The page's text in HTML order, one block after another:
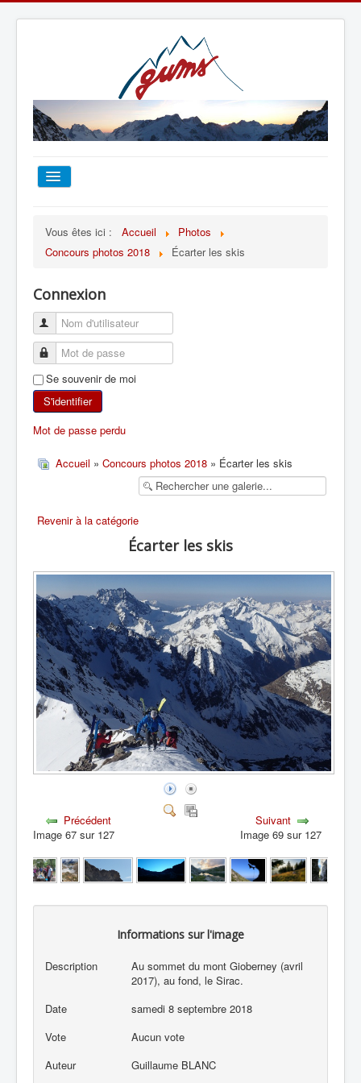
TOUT SUR LE GUMS
ESCALADE
ALPINISME
SKI DE RANDONNÉE
RANDONNÉE SPORTIVE
Vous êtes ici : Accueil
Photos
Concours photos 2018
Écarter les skis
Connexion
Se souvenir de moi
S'identifier
Mot de passe perdu
Accueil » Concours photos 2018 » Écarter les skis
Revenir à la catégorie
Écarter les skis
Précédent
Image 67 sur 127
Suivant
Image 69 sur 127
Informations sur l'image
Description
Au sommet du mont Gioberney (avril
2017), au fond, le Sirac.
Date
samedi 8 septembre 2018
Vote
Aucun vote
Auteur
Guillaume BLANC